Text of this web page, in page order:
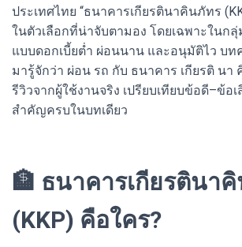
ประเทศไทย “ธนาคารเกียรตินาคินภัทร
ในตัวเลือกที่น่าจับตามอง โดยเฉพาะในก
แบบดอกเบี้ยต่ำ ผ่อนนาน และอนุมัติไว บ
มารู้จักว่า ผ่อน รถ กับ ธนาคาร เกียรติ นา
รีวิวจากผู้ใช้งานจริง เปรียบเทียบข้อดี–ข้อ
สำคัญครบในบทเดียว
🏦 ธนาคารเกียรตินา
(KKP) คือใคร?